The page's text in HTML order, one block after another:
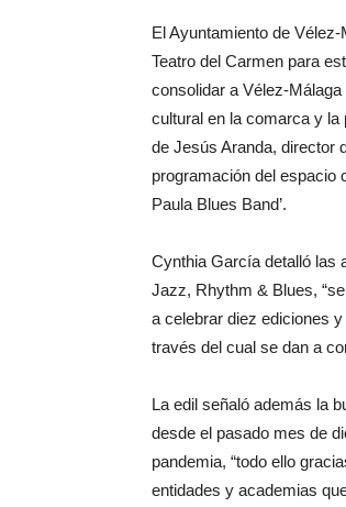
El Ayuntamiento de
Teatro del Carmen para
consolidar a Vélez-Málaga
cultural en la comarca y
de Jesús Aranda, director
programación del espacio
Paula Blues Band’.
Cynthia García detalló las
Jazz, Rhythm & Blues,
a celebrar diez ediciones
través del cual se dan a
La edil señaló además la
desde el pasado mes de
pandemia, “todo ello
entidades y academias